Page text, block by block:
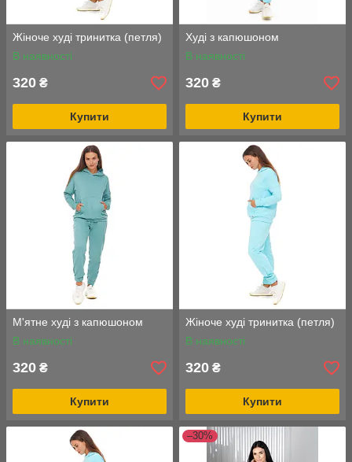
Жіноче худі тринитка (петля)
В наявності
320 ₴
Купити
Худі з капюшоном
В наявності
320 ₴
Купити
М'ятне худі з капюшоном
В наявності
320 ₴
Купити
Жіноче худі тринитка (петля)
В наявності
320 ₴
Купити
–30%